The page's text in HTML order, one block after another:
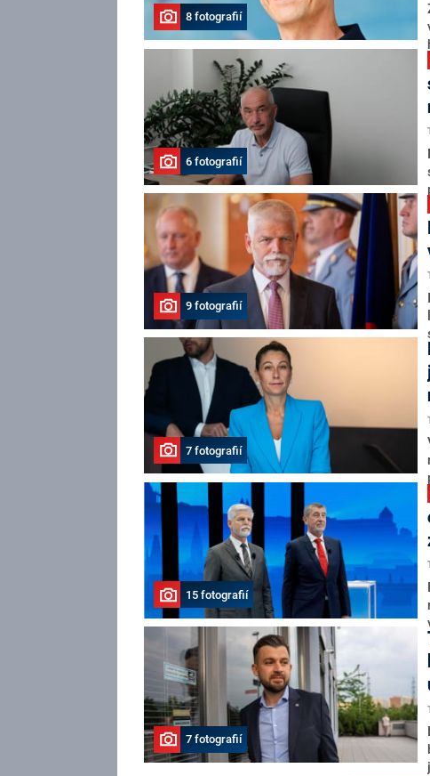
8 fotografií
6 fotografií
9 fotografií
7 fotografií
15 fotografií
7 fotografií